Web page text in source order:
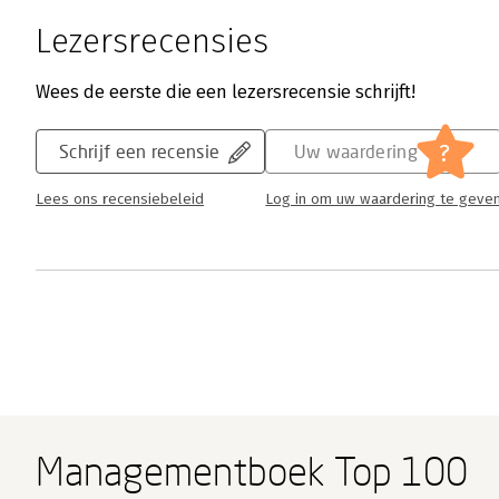
Lezersrecensies
Wees de eerste die een lezersrecensie schrijft!
Schrijf een recensie
Lees ons recensiebeleid
Uw waardering ?
Log in om uw waardering te
Managementboek Top 100